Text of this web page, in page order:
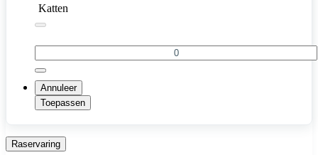
Katten
Annuleer
Toepassen
Raservaring